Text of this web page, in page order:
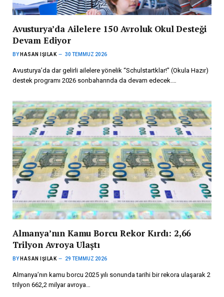
Avusturya’da Ailelere 150 Avroluk Okul Desteği
Devam Ediyor
BY HASAN IŞILAK 30 TEMMUZ 2026
Avusturya’da dar gelirli ailelere yönelik “Schulstartklar!” (Okula Hazır)
destek programı 2026 sonbaharında da devam edecek.…
Almanya’nın Kamu Borcu Rekor Kırdı: 2,66
Trilyon Avroya Ulaştı
BY HASAN IŞILAK 29 TEMMUZ 2026
Almanya’nın kamu borcu 2025 yılı sonunda tarihi bir rekora ulaşarak 2
trilyon 662,2 milyar avroya…